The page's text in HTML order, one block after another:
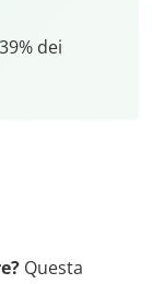
dei
Questa